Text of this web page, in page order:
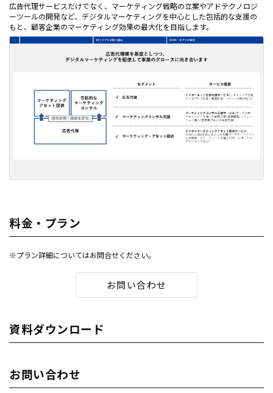
広告代理サービスだけでなく、マーケティング戦略の立案やアドテクノロジ
ーツールの開発など、デジタルマーケティングを中心とした包括的な支援の
もと、顧客企業のマーケティング効果の最大化を目指します。
料金・プラン
※プラン詳細についてはお問合せください。
お問い合わせ
資料ダウンロード
お問い合わせ